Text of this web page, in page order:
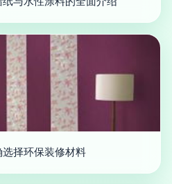
择环保装修材料